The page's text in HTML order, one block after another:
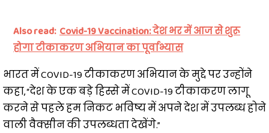
Also read: Covid-19 Vaccination: देश भर में आज से शुरू
होगा टीकाकरण अभियान का पूर्वाभ्यास
भारत में COVID-19 टीकाकरण अभियान के मुद्दे पर उन्होंने
कहा, “देश के एक बड़े हिस्से में COVID-19 टीकाकरण लागू
करने से पहले हम निकट भविष्य में अपने देश में उपलब्ध होने
वाली वैक्सीन की उपलब्धता देखेंगे.”